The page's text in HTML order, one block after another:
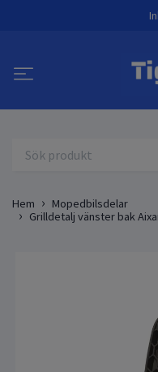
Hem
Mopedbilsdelar
Grilldetalj vänster bak